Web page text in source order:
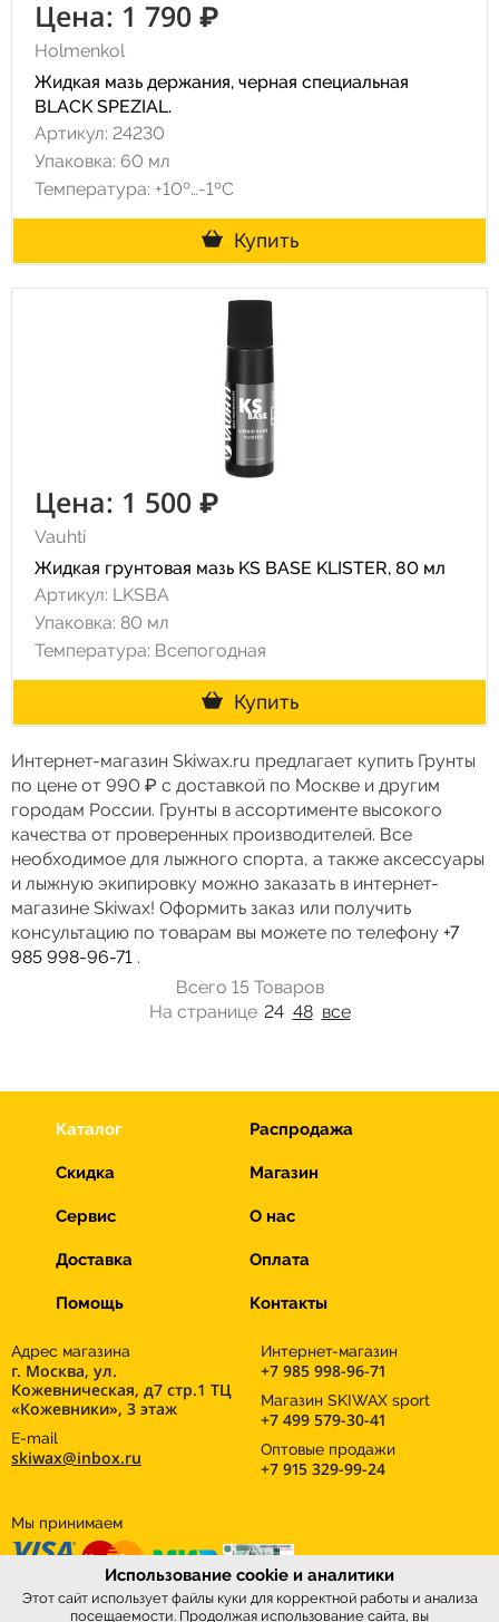
Цена: 1 790 ₽
Holmenkol
Жидкая мазь держания, черная специальная
BLACK SPEZIAL.
Артикул: 24230
Упаковка: 60 мл
Температура: +10º…-1ºC
Купить
Цена: 1 500 ₽
Vauhti
Жидкая грунтовая мазь KS BASE KLISTER, 80 мл
Артикул: LKSBA
Упаковка: 80 мл
Температура: Всепогодная
Купить
Интернет-магазин Skiwax.ru предлагает купить Грунты
по цене от 990 ₽ с доставкой по Москве и другим
городам России. Грунты в ассортименте высокого
качества от проверенных производителей. Все
необходимое для лыжного спорта, а также аксессуары
и лыжную экипировку можно заказать в интернет-
магазине Skiwax! Оформить заказ или получить
консультацию по товарам вы можете по телефону +7
985 998-96-71 .
Всего 15 Товаров
На странице 24 48 все
Каталог Распродажа
Скидка Магазин
Сервис О нас
Доставка Оплата
Помощь Контакты
Адрес магазина
г. Москва, ул.
Кожевническая, д7 стр.1 ТЦ
«Кожевники», 3 этаж
E-mail
skiwax@inbox.ru
Интернет-магазин
+7 985 998-96-71
Магазин SKIWAX sport
+7 499 579-30-41
Оптовые продажи
+7 915 329-99-24
Мы принимаем
Использование cookie и аналитики
Этот сайт использует файлы куки для корректной работы и анализа
посещаемости. Продолжая использование сайта, вы